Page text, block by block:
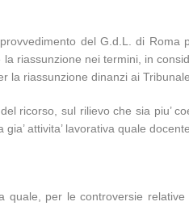
del G.d.L. di
riassunzione nei termini, in
riassunzione dinanzi ai
ricorso, sul rilievo che sia piu’
attivita’ lavorativa quale docente
per le controversie